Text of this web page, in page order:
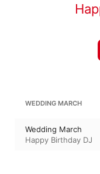
WEDDING MARCH
Wedding March
Happy Birthday DJ